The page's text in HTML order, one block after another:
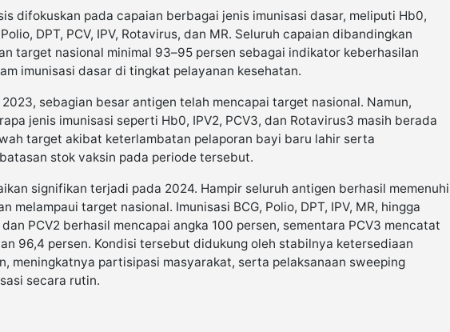
difokuskan pada capaian berbagai jenis imunisasi dasar, meliputi Hb0,
Polio, DPT, PCV, IPV, Rotavirus, dan MR. Seluruh capaian dibandingkan
target nasional minimal 93–95 persen sebagai indikator keberhasilan
imunisasi dasar di tingkat pelayanan kesehatan.
2023, sebagian besar antigen telah mencapai target nasional. Namun,
jenis imunisasi seperti Hb0, IPV2, PCV3, dan Rotavirus3 masih berada
target akibat keterlambatan pelaporan bayi baru lahir serta
stok vaksin pada periode tersebut.
signifikan terjadi pada 2024. Hampir seluruh antigen berhasil memenuhi
melampaui target nasional. Imunisasi BCG, Polio, DPT, IPV, MR, hingga
dan PCV2 berhasil mencapai angka 100 persen, sementara PCV3 mencatat
96,4 persen. Kondisi tersebut didukung oleh stabilnya ketersediaan
meningkatnya partisipasi masyarakat, serta pelaksanaan sweeping
secara rutin.